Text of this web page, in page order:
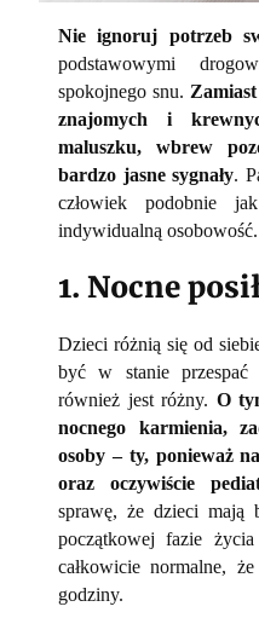
Nie ignoruj potrzeb
podstawowymi
spokojnego snu.
znajomych i
maluszku, wbrew
bardzo jasne sygnały.
człowiek podobnie
indywidualną osobowość.
1. Nocne
Dzieci różnią się od
być w stanie
również jest różny. O
nocnego karmienia,
osoby – ty, ponieważ
oraz oczywiście
sprawę, że dzieci mają
początkowej fazie
całkowicie normalne,
godziny.